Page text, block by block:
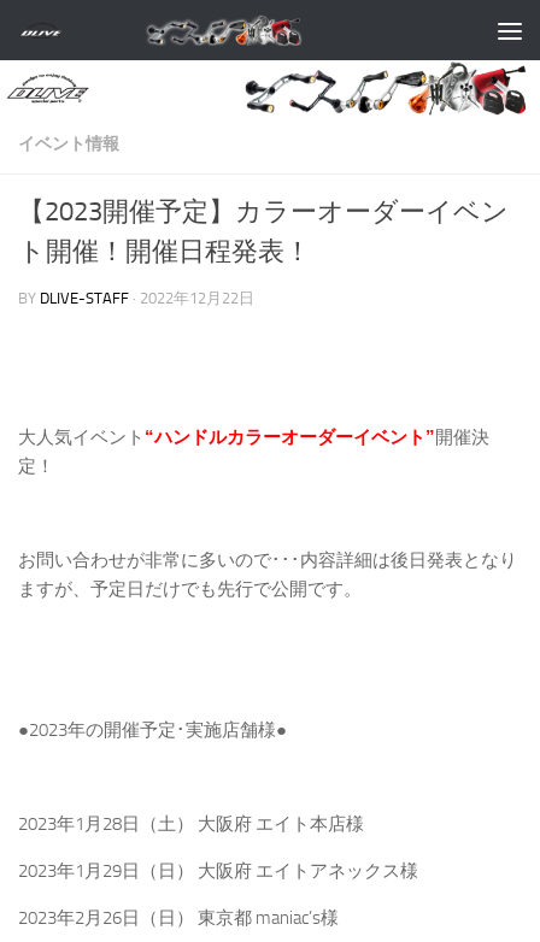
コンテンツへスキップ
イベント情報
【2023開催予定】カラーオーダーイベン
ト開催！開催日程発表！
BY DLIVE-STAFF · 2022年12月22日
大人気イベント “ハンドルカラーオーダーイベント”開催決
定！
お問い合わせが非常に多いので･･･内容詳細は後日発表となり
ますが、予定日だけでも先行で公開です。
●2023年の開催予定･実施店舗様●
2023年1月28日（土） 大阪府 エイト本店様
2023年1月29日（日） 大阪府 エイトアネックス様
2023年2月26日（日） 東京都 maniac’s様